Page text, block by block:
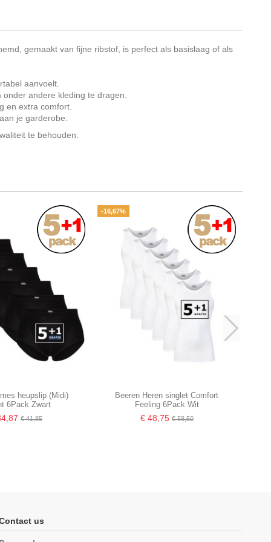
gemaakt van fijne ribstof, is perfect als basislaag of als
aanvoelt.
andere kleding te dragen.
en extra comfort.
je garderobe.
te behouden.
heupslip (Midi)
6Pack Zwart
€ 41,85
-16,67%
Beeren Heren singlet Comfort
Feeling 6Pack Wit
€ 48,75 € 58,50
us